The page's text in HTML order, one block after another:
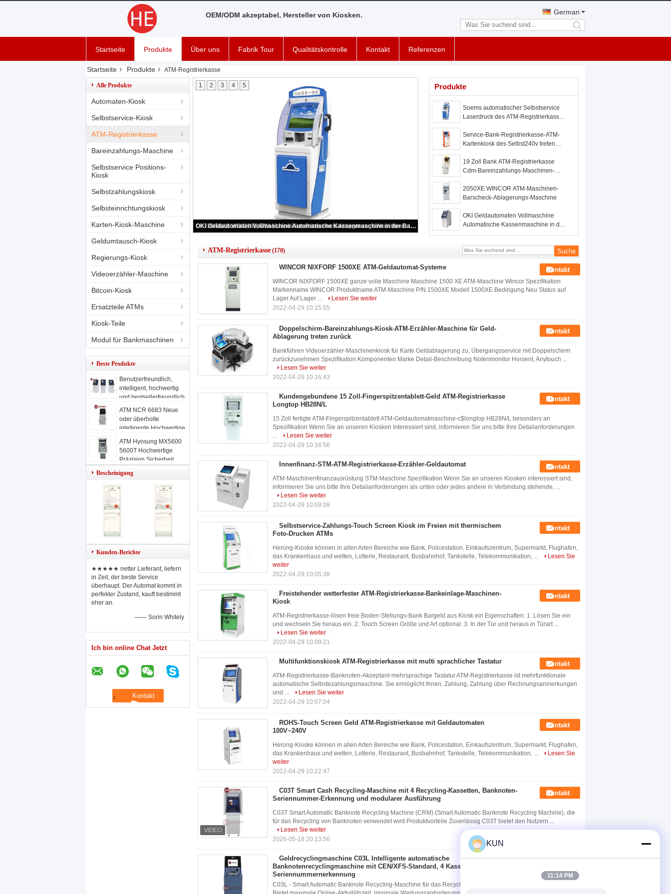
OEM/ODM akzeptabel, Hersteller von Kiosken. German
search
Startseite Produkte Über uns Fabrik Tour Qualitätskontrolle Kontakt Referenzen
Startseite Produkte ATM-Registrierkasse
Alle Produkte
Automaten-Kiosk
Selbstservice-Kiosk
ATM-Registrierkasse
Bareinzahlungs-Maschine
Selbstservice Positions-
Kiosk
Selbstzahlungskiosk
Selbsteinrichtungskiosk
Karten-Kiosk-Maschine
Geldumtausch-Kiosk
Regierungs-Kiosk
Videoerzähler-Maschine
Bitcoin-Kiosk
Ersatzteile ATMs
Kiosk-Teile
Modul für Bankmaschinen
Beste Produkte
Benutzerfreundlich,
intelligent, hochwertig
und bestsellerfreundlich
Geldautomaten,
Geldautomaten (ATM)
A06L
ATM NCR 6683 Neue
oder überholte
intelligente Hochwertige
ATM Hyosung MX5600
5600T Hochwertige
Präzision Sicherheit
Bescheinigung
Kunden-Berichte
★★★★★ netter Lieferant, liefern
in Zeit, der beste Service
überhaupt. Der Automat kommt in
perfekter Zustand, kauft bestimmt
eher an.
—— Sorin Whitely
Ich bin online Chat Jetzt
Soems automatischer Selbstservice Laserdruck des ATM-Registrierkasse-Kiosk-A4 des Dokumenten-
1 2 3 4 5 Produkte
Soems automatischer Selbstservice
Laserdruck des ATM-Registrierkasse-
Service-Bank-Registrierkasse-ATM-
Kartenkiosk des Selbst240v treten
19 Zoll Bank ATM-Registrierkasse
Cdm-Bareinzahlungs-Maschinen-
2050XE WINCOR ATM-Maschinen-
Barscheck-Ablagerungs-Maschine
OKI Geldautomaten Vollmaschine
Automatische Kassenmaschine in der
ATM-Registrierkasse (170)
WINCOR NIXFORF 1500XE ATM-Geldautomat-Systeme Kontakt
WINCOR NIXFORF 1500XE ganze volle Maschine Maschine 1500 XE ATM-Maschine Wincor Spezifikation
Markenname WINCOR Produktname ATM-Maschine P/N 1500XE Modell 1500XE Bedingung Neu Status auf
Lager Auf Lager ...
Lesen Sie weiter
2022-04-29 10:15:55
Doppelschirm-Bareinzahlungs-Kiosk-ATM-Erzähler-Maschine für Geld-
Ablagerung treten zurück
Kontakt
Bankführen Videoerzähler-Maschinenkiosk für Karte Geldablagerung zu, Übergangsservice mit Doppelschirm
zurückzunehmen Spezifikation Komponenten Marke Detail-Beschreibung Notenmonitor Horsent, Anytouch ...
Lesen Sie weiter
2022-04-29 10:16:43
Kundengebundene 15 Zoll-Fingerspitzentablett-Geld ATM-Registrierkasse
Longtop HB28N/L
Kontakt
15 Zoll fertigte ATM-Fingerspitzentablett ATM-Geldautomatmaschine-c$longtop HB28N/L besonders an
Spezifikation Wenn Sie an unseren Kiosken interessiert sind, informieren Sie uns bitte Ihre Detailanforderungen
...
Lesen Sie weiter
2022-04-29 10:16:56
Innenfinanz-STM-ATM-Registrierkasse-Erzähler-Geldautomat Kontakt
ATM-Maschinenfinanzausrüstung STM-Maschine Spezifikation Wenn Sie an unseren Kiosken interessiert sind,
informieren Sie uns bitte Ihre Detailanforderungen als unten oder jedes andere in Verbindung stehende, ...
Lesen Sie weiter
2022-04-29 10:09:08
Selbstservice-Zahlungs-Touch Screen Kiosk im Freien mit thermischem
Foto-Drucken ATMs
Kontakt
Herong-Kioske können in allen Arten Bereiche wie Bank, Policestation, Einkaufszentrum, Supermarkt, Flughafen,
das Krankenhaus und wetten, Lotterie, Restaurant, Busbahnhof, Tankstelle, Telekommunikation, ...
Lesen Sie
weiter
2022-04-29 10:05:38
Freistehender wetterfester ATM-Registrierkasse-Bankeinlage-Maschinen-
Kiosk
Kontakt
ATM-Registrierkasse-lösen freie Boden-Stellungs-Bank Bargeld aus Kiosk ein Eigenschaften: 1. Lösen Sie ein
und wechseln Sie heraus ein. 2. Touch Screen Größe und Art optional. 3. In der Tür und heraus in Türart ...
Lesen Sie weiter
2022-04-29 10:09:21
Multifunktionskiosk ATM-Registrierkasse mit multi sprachlicher Tastatur Kontakt
ATM-Registrierkasse-Banknoten-Akzeptant-mehrsprachige Tastatur ATM-Registrierkasse ist mehrfunktionale
automatische Selbstezahlungsmaschine. Sie ermöglicht Ihnen, Zahlung, Zahlung über Rechnungsanmerkungen
und ...
Lesen Sie weiter
2022-04-29 10:07:04
ROHS-Touch Screen Geld ATM-Registrierkasse mit Geldautomaten
100V~240V
Kontakt
Herong-Kioske können in allen Arten Bereiche wie Bank, Policestation, Einkaufszentrum, Supermarkt, Flughafen,
das Krankenhaus und wetten, Lotterie, Restaurant, Busbahnhof, Tankstelle, Telekommunikation, ...
Lesen Sie
weiter
2022-04-29 10:22:47
C03T Smart Cash Recycling-Maschine mit 4 Recycling-Kassetten, Banknoten-
Seriennummer-Erkennung und modularer Ausführung
Kontakt
C03T Smart Automatic Banknote Recycling Machine (CRM) (Smart Automatic Banknote Recycling Machine), die
für das Recycling von Banknoten verwendet wird Produktvorteile Zuverlässig C03T bietet den Nutzern ...
Lesen Sie weiter
2026-05-18 20:13:56
Geldrecyclingmaschine C03L Intelligente automatische
Banknotenrecyclingmaschine mit CEN/XFS-Standard, 4 Kassetten und
Seriennummernerkennung
C03L - Smart Automatic Banknote Recycling-Maschine für das Recycling von Bargeld Produktvorteile Zuverlässig
KUN
11:14 PM